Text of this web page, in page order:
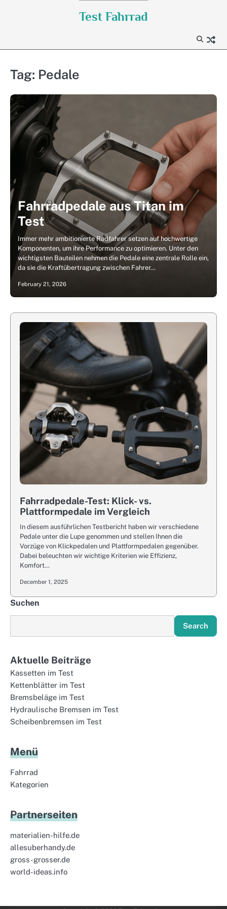
Test Fahrrad
Tag: Pedale
Fahrradpedale aus Titan im
Test
Immer mehr ambitionierte Radfahrer setzen auf hochwertige
Komponenten, um ihre Performance zu optimieren. Unter den
wichtigsten Bauteilen nehmen die Pedale eine zentrale Rolle ein,
da sie die Kraftübertragung zwischen Fahrer…
February 21, 2026
Fahrradpedale-Test: Klick- vs.
Plattformpedale im Vergleich
In diesem ausführlichen Testbericht haben wir verschiedene
Pedale unter die Lupe genommen und stellen Ihnen die
Vorzüge von Klickpedalen und Plattformpedalen gegenüber.
Dabei beleuchten wir wichtige Kriterien wie Effizienz,
Komfort…
December 1, 2025
Suchen
Search
Aktuelle Beiträge
Kassetten im Test
Kettenblätter im Test
Bremsbeläge im Test
Hydraulische Bremsen im Test
Scheibenbremsen im Test
Menü
Fahrrad
Kategorien
Partnerseiten
materialien-hilfe.de
allesuberhandy.de
gross-grosser.de
world-ideas.info